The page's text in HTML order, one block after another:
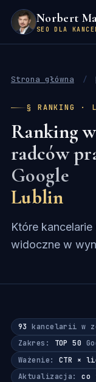
Norbert
SEO DLA
Strona główna /
§ RANKING ·
Ranking
radców
Google
Lublin
Które
widoczne w
93 kancelarii w
Zakres: TOP 50
Ważenie: CTR ×
Aktualizacja:co